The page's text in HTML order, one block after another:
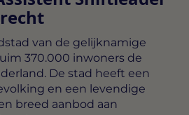
van de gelijknamige
370.000 inwoners de
De stad heeft een
en een levendige
breed aanbod aan